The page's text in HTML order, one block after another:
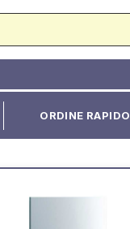
ORDINE RAPIDO